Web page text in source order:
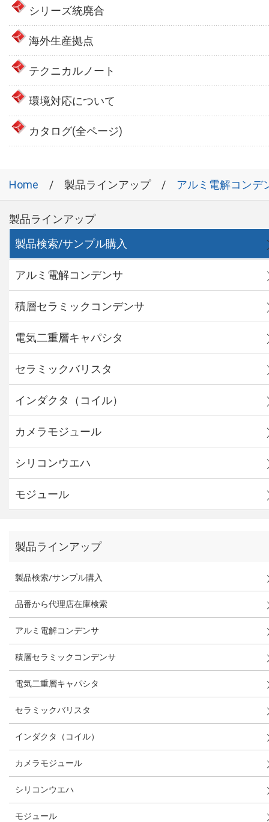
シリーズ統廃合
海外生産拠点
テクニカルノート
環境対応について
カタログ(全ページ)
Home 製品ラインアップ アルミ電解コンデ
製品ラインアップ
製品検索/サンプル購入
アルミ電解コンデンサ
積層セラミックコンデンサ
電気二重層キャパシタ
セラミックバリスタ
インダクタ（コイル）
カメラモジュール
シリコンウエハ
モジュール
製品ラインアップ
製品検索/サンプル購入
品番から代理店在庫検索
アルミ電解コンデンサ
積層セラミックコンデンサ
電気二重層キャパシタ
セラミックバリスタ
インダクタ（コイル）
カメラモジュール
シリコンウエハ
モジュール